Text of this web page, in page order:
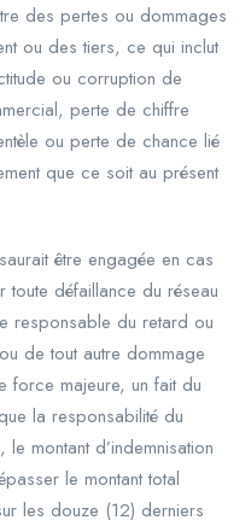
des pertes ou dommages
ou des tiers, ce qui inclut
ou corruption de
perte de chiffre
ou perte de chance lié
que ce soit au présent
être engagée en cas
défaillance du réseau
responsable du retard ou
de tout autre dommage
force majeure, un fait du
la responsabilité du
montant d’indemnisation
le montant total
les douze (12) derniers